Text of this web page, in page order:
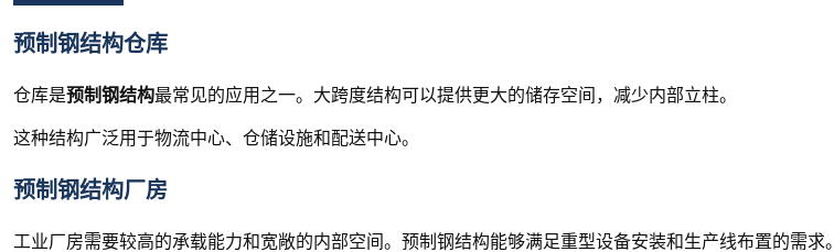
预制钢结构仓库
仓库是预制钢结构最常见的应用之一。大跨度结构可以提供更大的储存空间，减少内部立柱。
这种结构广泛用于物流中心、仓储设施和配送中心。
预制钢结构厂房
工业厂房需要较高的承载能力和宽敞的内部空间。预制钢结构能够满足重型设备安装和生产线布置的需求。